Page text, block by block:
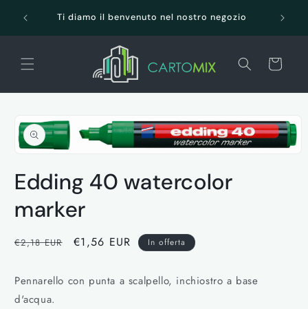
direttamenteTi diamo il benvenuto nel nostro negozio
Carrello
informazioni
sul prodotto
multimediali
1
finestra
modale
Edding 40 watercolor
marker
Prezzo
listino
€2,18 EUR
Prezzo
€1,56 EUR In offerta
Pennarello con punta a scalpello, inchiostro a base
d'acqua.